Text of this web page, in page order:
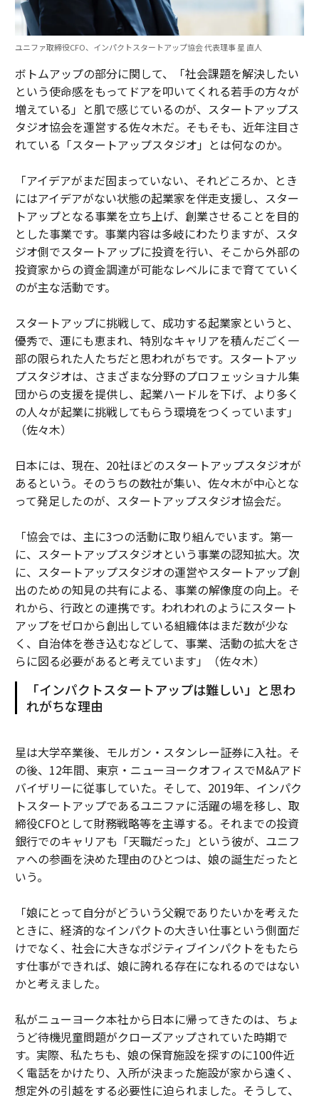
ユニファ取締役CFO、インパクトスタートアップ協会 代表理事 星 直人
ボトムアップの部分に関して、「社会課題を解決したい
という使命感をもってドアを叩いてくれる若手の方々が
増えている」と肌で感じているのが、スタートアップス
タジオ協会を運営する佐々木だ。そもそも、近年注目さ
れている「スタートアップスタジオ」とは何なのか。
「アイデアがまだ固まっていない、それどころか、とき
にはアイデアがない状態の起業家を伴走支援し、スター
トアップとなる事業を立ち上げ、創業させることを目的
とした事業です。事業内容は多岐にわたりますが、スタ
ジオ側でスタートアップに投資を行い、そこから外部の
投資家からの資金調達が可能なレベルにまで育てていく
のが主な活動です。
スタートアップに挑戦して、成功する起業家というと、
優秀で、運にも恵まれ、特別なキャリアを積んだごく一
部の限られた人たちだと思われがちです。スタートアッ
プスタジオは、さまざまな分野のプロフェッショナル集
団からの支援を提供し、起業ハードルを下げ、より多く
の人々が起業に挑戦してもらう環境をつくっています」
（佐々木）
日本には、現在、20社ほどのスタートアップスタジオが
あるという。そのうちの数社が集い、佐々木が中心とな
って発足したのが、スタートアップスタジオ協会だ。
「協会では、主に3つの活動に取り組んでいます。第一
に、スタートアップスタジオという事業の認知拡大。次
に、スタートアップスタジオの運営やスタートアップ創
出のための知見の共有による、事業の解像度の向上。そ
れから、行政との連携です。われわれのようにスタート
アップをゼロから創出している組織体はまだ数が少な
く、自治体を巻き込むなどして、事業、活動の拡大をさ
らに図る必要があると考えています」（佐々木）
「インパクトスタートアップは難しい」と思わ
れがちな理由
星は大学卒業後、モルガン・スタンレー証券に入社。そ
の後、12年間、東京・ニューヨークオフィスでM&Aアド
バイザリーに従事していた。そして、2019年、インパク
トスタートアップであるユニファに活躍の場を移し、取
締役CFOとして財務戦略等を主導する。それまでの投資
銀行でのキャリアも「天職だった」という彼が、ユニフ
ァへの参画を決めた理由のひとつは、娘の誕生だったと
いう。
「娘にとって自分がどういう父親でありたいかを考えた
ときに、経済的なインパクトの大きい仕事という側面だ
けでなく、社会に大きなポジティブインパクトをもたら
す仕事ができれば、娘に誇れる存在になれるのではない
かと考えました。
私がニューヨーク本社から日本に帰ってきたのは、ちょ
うど待機児童問題がクローズアップされていた時期で
す。実際、私たちも、娘の保育施設を探すのに100件近
く電話をかけたり、入所が決まった施設が家から遠く、
想定外の引越をする必要性に迫られました。そうして、